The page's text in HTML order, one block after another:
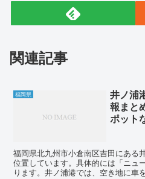
関連記事
福岡県
井ノ浦
報まと
ポット
福岡県北九州市小倉南区吉田にある
位置しています。具体的には「ニュ
ります。井ノ浦港では、空き地に車